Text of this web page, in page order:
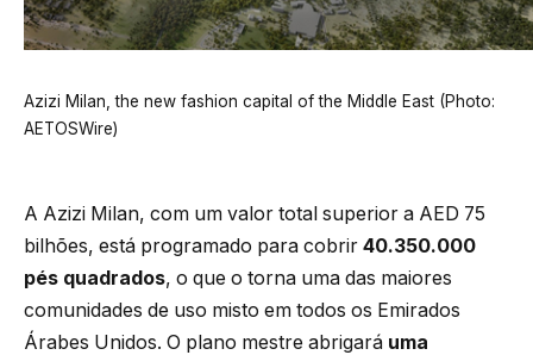
Azizi Milan, the new fashion capital of the Middle East (Photo:
AETOSWire)
A Azizi Milan, com um valor total superior a AED 75
bilhões, está programado para cobrir 40.350.000
pés quadrados, o que o torna uma das maiores
comunidades de uso misto em todos os Emirados
Árabes Unidos. O plano mestre abrigará uma